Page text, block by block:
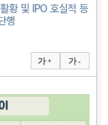
황 및 IPO 호실적 등
행
가 + 가 -